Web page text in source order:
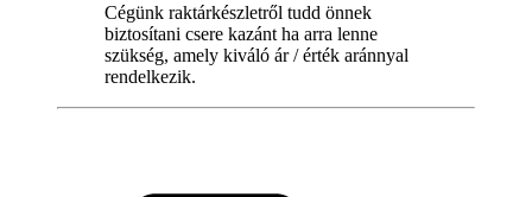
Cégünk raktárkészletről tudd önnek
biztosítani csere kazánt ha arra lenne
szükség, amely kiváló ár / érték aránnyal
rendelkezik.